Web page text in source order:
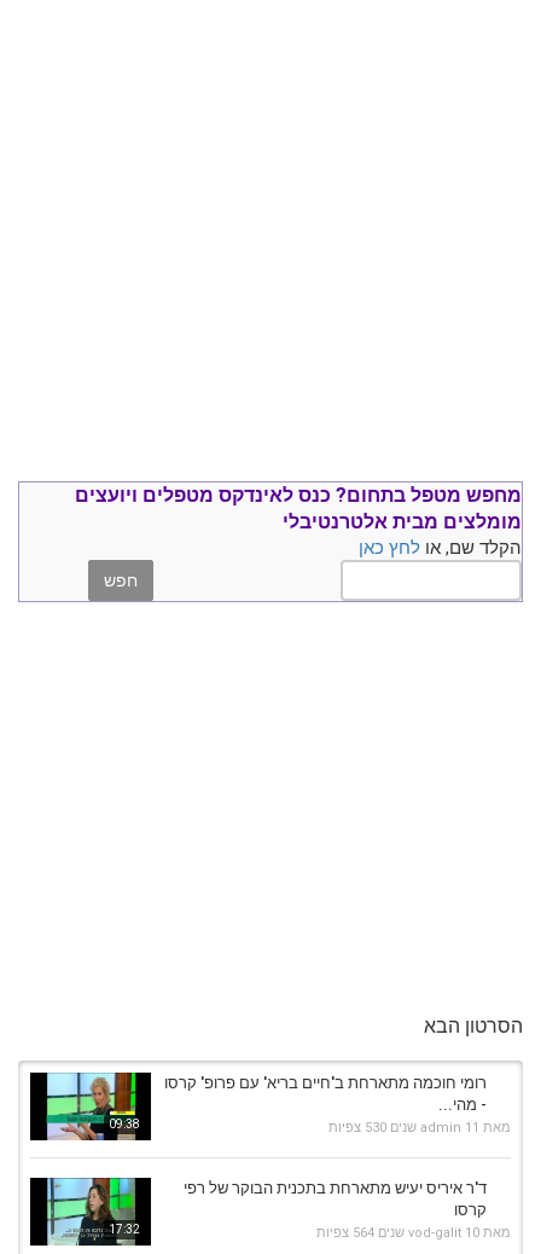
מחפש מטפל בתחום? כנס לאינדקס מטפלים ויועצים
מומלצים מבית אלטרנטיבלי
הקלד שם, או לחץ כאן
הסרטון הבא
09:38
רומי חוכמה מתארחת ב'חיים בריא' עם פרופ' קרסו
- מהי...
מאת admin 11 שנים 530 צפיות
17:32
ד'ר איריס יעיש מתארחת בתכנית הבוקר של רפי
קרסו
מאת vod-galit 10 שנים 564 צפיות